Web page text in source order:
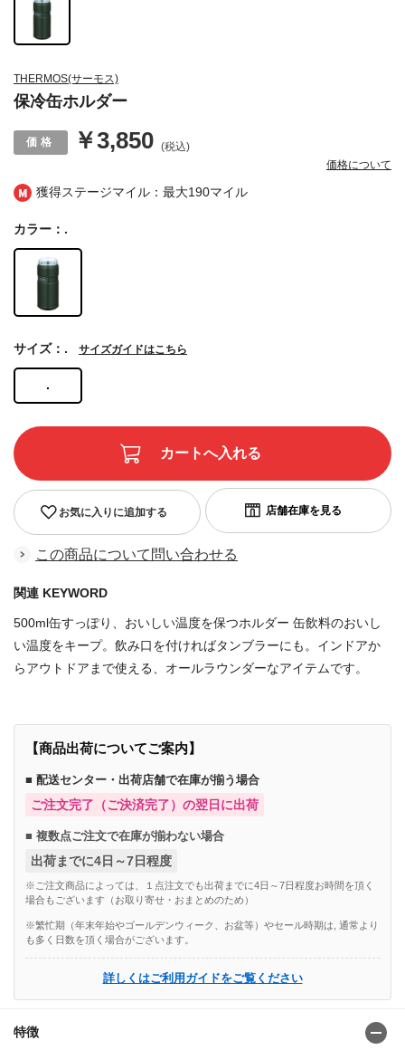
獲得ステージマイル：最大190マイル
THERMOS(サーモス)
保冷缶ホルダー
￥3,850 (税込)
価格について
カラー：.
.
サイズ：. サイズガイドはこちら
お気に入りに追加する
この商品について問い合わせる
関連 KEYWORD
500ml缶すっぽり、おいしい温度を保つホルダー 缶飲料のおいし
い温度をキープ。飲み口を付ければタンブラーにも。インドアか
らアウトドアまで使える、オールラウンダーなアイテムです。
【商品出荷についてご案内】
■ 配送センター・出荷店舗で在庫が揃う場合
ご注文完了（ご決済完了）の翌日に出荷
■ 複数点ご注文で在庫が揃わない場合
出荷までに4日～7日程度
※ご注文商品によっては、１点注文でも出荷までに4日～7日程度お時間を頂く
場合もございます（お取り寄せ・おまとめのため）
※繁忙期（年末年始やゴールデンウィーク、お盆等）やセール時期は, 通常より
も多く日数を頂く場合がございます。
詳しくはご利用ガイドをご覧ください
特徴